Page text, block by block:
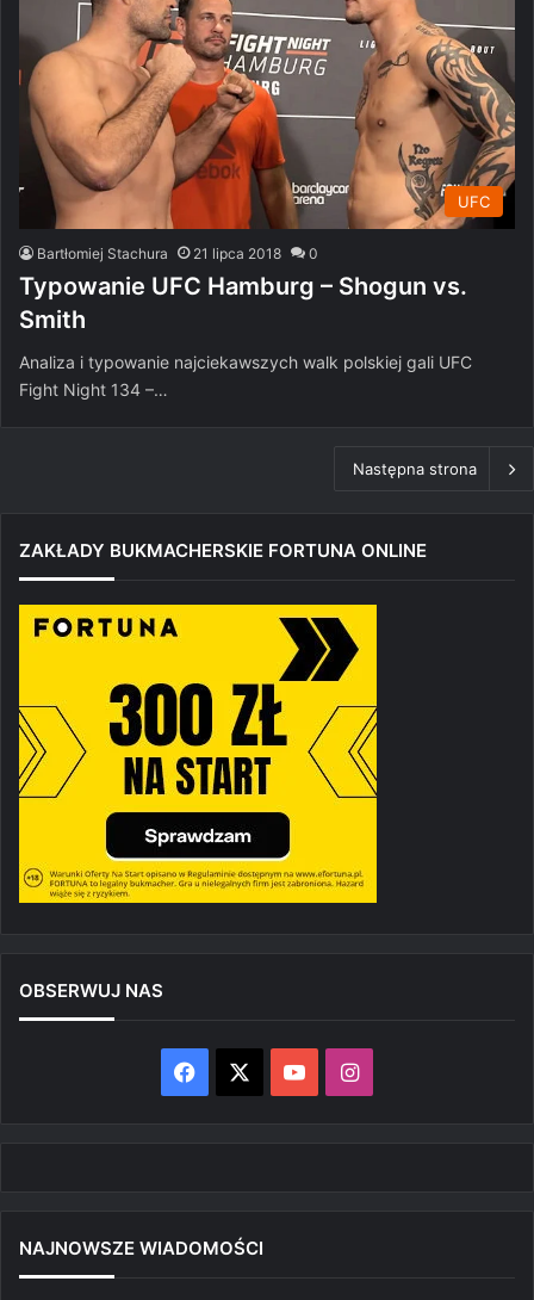
UFC
Bartłomiej Stachura 21 lipca 2018 0
Typowanie UFC Hamburg – Shogun vs.
Smith
Analiza i typowanie najciekawszych walk polskiej gali UFC
Fight Night 134 –…
Następna strona
ZAKŁADY BUKMACHERSKIE FORTUNA ONLINE
OBSERWUJ NAS
Facebook YouTubeInstagram
NAJNOWSZE WIADOMOŚCI